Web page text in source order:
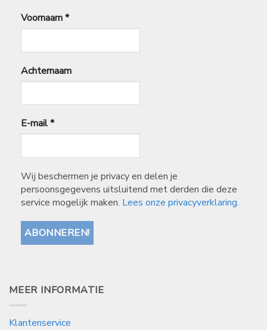
Voornaam*
Achternaam
E-mail*
Wij beschermen je privacy en delen je
persoonsgegevens uitsluitend met derden die deze
service mogelijk maken. Lees onze privacyverklaring.
MEER INFORMATIE
Klantenservice